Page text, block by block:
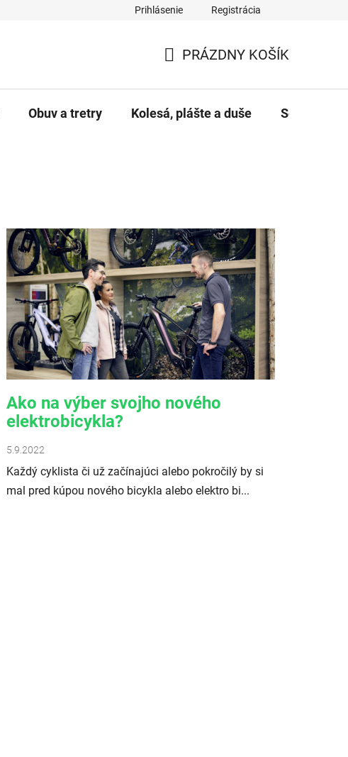
Prihlásenie Registrácia
PRÁZDNY KOŠÍK
Obuv a tretry Kolesá, plášte a duše Servis a
Ako na výber svojho nového
elektrobicykla?
5.9.2022
Každý cyklista či už začínajúci alebo pokročilý by si
mal pred kúpou nového bicykla alebo elektro bi...